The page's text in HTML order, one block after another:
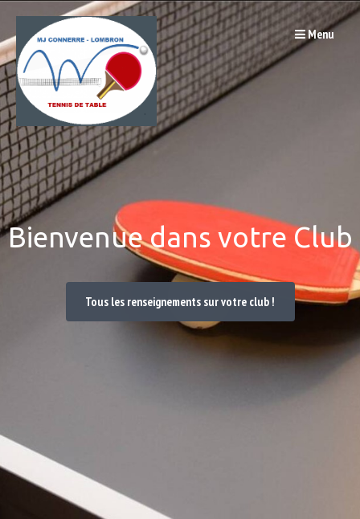
Passer
au
contenu
Menu
Bienvenue dans votre Club
Tous les renseignements sur votre club !